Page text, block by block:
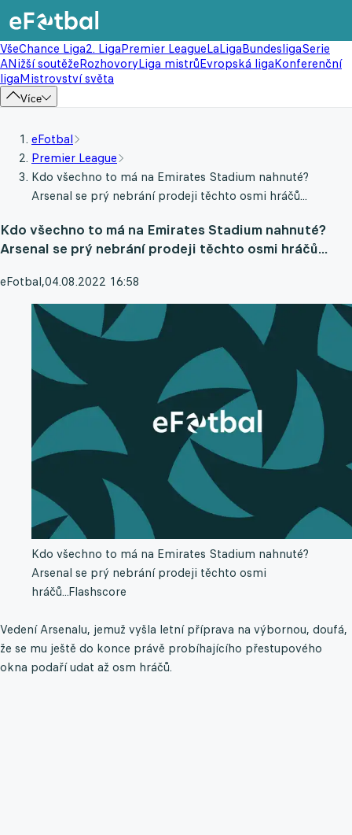
VšeChance Liga2. LigaPremier LeagueLaLigaBundesligaSerie
ANižší soutěžeRozhovoryLiga mistrůEvropská ligaKonferenční
ligaMistrovství světa
Více
eFotbal
Premier League
Kdo všechno to má na Emirates Stadium nahnuté?
Arsenal se prý nebrání prodeji těchto osmi hráčů...
Kdo všechno to má na Emirates Stadium nahnuté?
Arsenal se prý nebrání prodeji těchto osmi hráčů...
eFotbal,04.08.2022 16:58
Kdo všechno to má na Emirates Stadium nahnuté?
Arsenal se prý nebrání prodeji těchto osmi
hráčů...Flashscore
Vedení Arsenalu, jemuž vyšla letní příprava na výbornou, doufá,
že se mu ještě do konce právě probíhajícího přestupového
okna podaří udat až osm hráčů.